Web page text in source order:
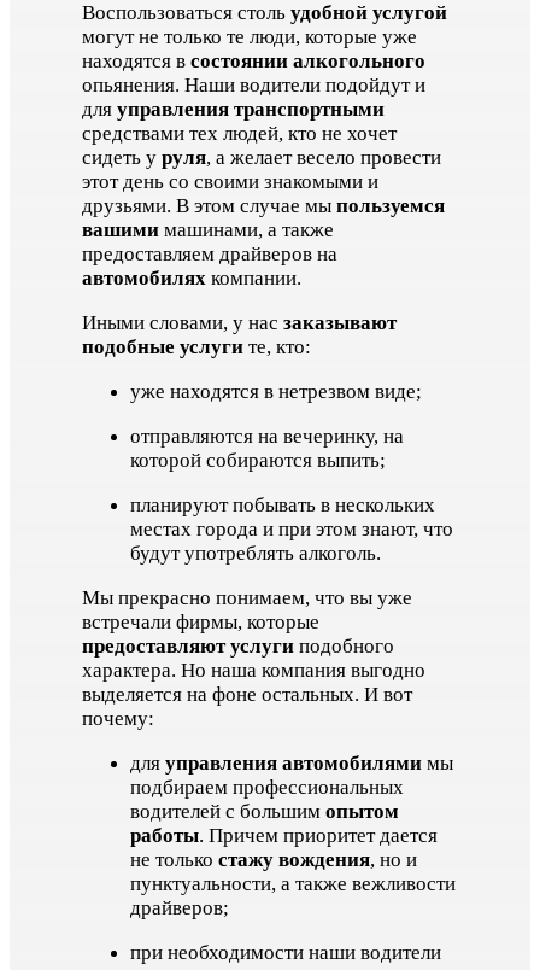
Воспользоваться столь удобной услугой
могут не только те люди, которые уже
находятся в состоянии алкогольного
опьянения. Наши водители подойдут и
для управления транспортными
средствами тех людей, кто не хочет
сидеть у руля, а желает весело провести
этот день со своими знакомыми и
друзьями. В этом случае мы пользуемся
вашимимашинами, а также
предоставляем драйверов на
автомобиляхкомпании.
Иными словами, у нас заказывают
подобные услугите, кто:
уже находятся в нетрезвом виде;
отправляются на вечеринку, на
которой собираются выпить;
планируют побывать в нескольких
местах города и при этом знают, что
будут употреблять алкоголь.
Мы прекрасно понимаем, что вы уже
встречали фирмы, которые
предоставляют услугиподобного
характера. Но наша компания выгодно
выделяется на фоне остальных. И вот
почему:
для управления автомобилямимы
подбираем профессиональных
водителей с большим опытом
работы. Причем приоритет дается
не только стажу вождения, но и
пунктуальности, а также вежливости
драйверов;
при необходимости наши водители